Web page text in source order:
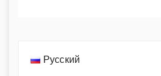
Русский